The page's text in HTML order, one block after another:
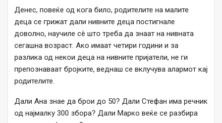
Денес, повеќе од кога било, родителите на малите
деца се грижат дали нивните деца постигнале
доволно, научиле сè што треба да знаат на нивната
сегашна возраст. Ако имаат четири години и за
разлика од некои деца на нивните пријатели, не ги
препознаваат бројките, веднаш се вклучува алармот кај
родителите.
Дали Ана знае да брои до 50? Дали Стефан има речник
од најмалку 300 збора? Дали Марко веќе се разбира